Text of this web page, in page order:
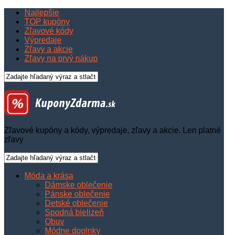
Najlepšie
TOP kupóny
Zľavové kódy
Výpredaje
Zľavy a akcie
Zľavy na prvý nákup
Zľavové kupóny a kódy, výpredaje, zľavy a akcie. Len platné
zľavy
Móda a krása
Dámske oblečenie
Pánske oblečenie
Detské oblečenie
Spodná bielizeň
Obuv
Módne doplnky